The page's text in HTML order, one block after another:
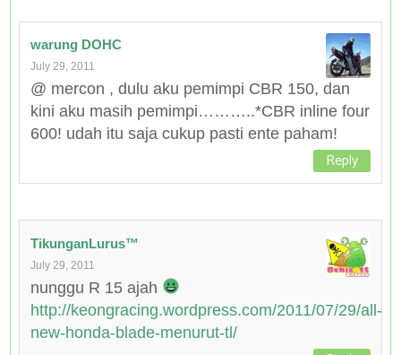
warung DOHC
July 29, 2011
@ mercon , dulu aku pemimpi CBR 150, dan
kini aku masih pemimpi………..*CBR inline four
600! udah itu saja cukup pasti ente paham!
Reply
TikunganLurus™
July 29, 2011
nunggu R 15 ajah
http://keongracing.wordpress.com/2011/07/29/all-
new-honda-blade-menurut-tl/